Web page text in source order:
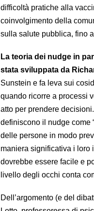
difficoltà pratiche alla
coinvolgimento della
sulla salute pubblica, fino
La teoria dei nudge in
stata sviluppata da
Sunstein e fa leva sui
quando ricorre a processi
atto per prendere decisioni.
definiscono il nudge come
delle persone in modo
maniera significativa i loro
dovrebbe essere facile e
livello degli occhi conta
Dell’argomento (e del